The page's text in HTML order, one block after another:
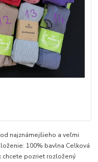
najznámejšieho a veľmi
100% bavlna Celková
chcete pozriet rozložený